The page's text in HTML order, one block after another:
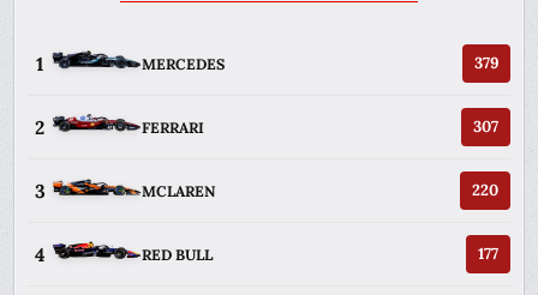
1 MERCEDES 379
2 FERRARI 307
3 MCLAREN 220
4 RED BULL 177